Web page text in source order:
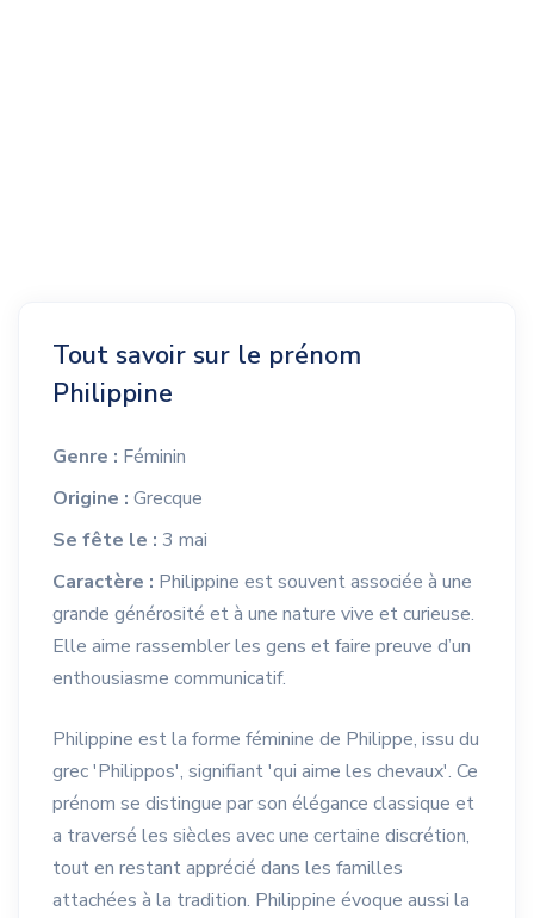
Tout savoir sur le prénom
Philippine
Genre : Féminin
Origine : Grecque
Se fête le : 3 mai
Caractère : Philippine est souvent associée à une
grande générosité et à une nature vive et curieuse.
Elle aime rassembler les gens et faire preuve d’un
enthousiasme communicatif.
Philippine est la forme féminine de Philippe, issu du
grec 'Philippos', signifiant 'qui aime les chevaux'. Ce
prénom se distingue par son élégance classique et
a traversé les siècles avec une certaine discrétion,
tout en restant apprécié dans les familles
attachées à la tradition. Philippine évoque aussi la